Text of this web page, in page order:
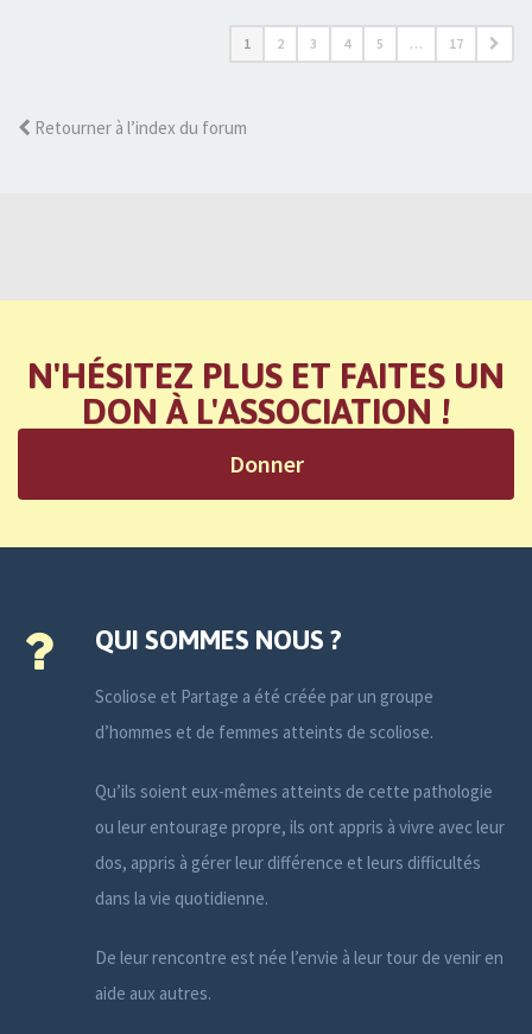
1 2 3 4 5 … 17
Retourner à l’index du forum
N'HÉSITEZ PLUS ET FAITES UN
DON À L'ASSOCIATION !
Donner
QUI SOMMES NOUS ?
Scoliose et Partage a été créée par un groupe
d’hommes et de femmes atteints de scoliose.
Qu’ils soient eux-mêmes atteints de cette pathologie
ou leur entourage propre, ils ont appris à vivre avec leur
dos, appris à gérer leur différence et leurs difficultés
dans la vie quotidienne.
De leur rencontre est née l’envie à leur tour de venir en
aide aux autres.